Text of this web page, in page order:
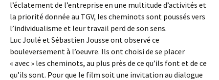
l’éclatement de l’entreprise en une multitude d’activités et
la priorité donnée au TGV, les cheminots sont poussés vers
l’individualisme et leur travail perd de son sens.
Luc Joulé et Sébastien Jousse ont observé ce
bouleversement à l’oeuvre. Ils ont choisi de se placer
« avec » les cheminots, au plus près de ce qu’ils font et de ce
qu’ils sont. Pour que le film soit une invitation au dialogue